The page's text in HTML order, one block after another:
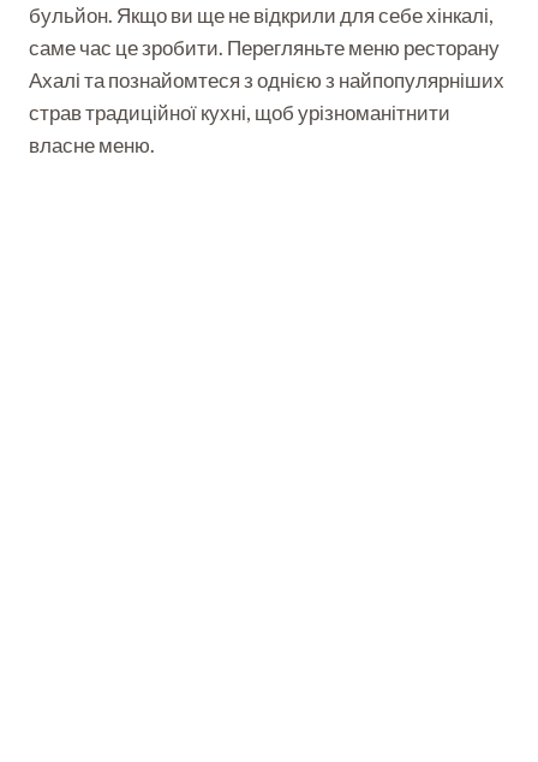
бульйон. Якщо ви ще не відкрили для себе хінкалі,
саме час це зробити. Перегляньте меню ресторану
Ахалі та познайомтеся з однією з найпопулярніших
страв традиційної кухні, щоб урізноманітнити
власне меню.